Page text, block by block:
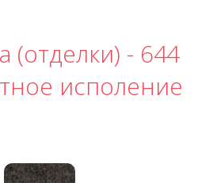
(отделки) - 644
исполение